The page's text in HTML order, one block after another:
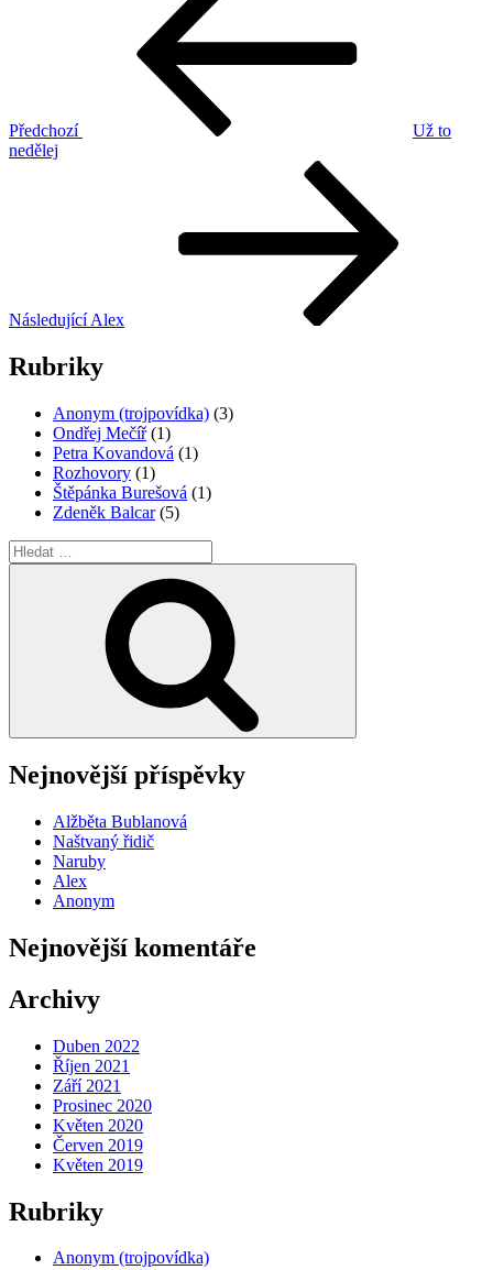
Předchozí
Už to
nedělej
Následující Alex
Rubriky
Anonym (trojpovídka) (3)
Ondřej Mečíř(1)
Petra Kovandová (1)
Rozhovory (1)
Štěpánka Burešová (1)
Zdeněk Balcar(5)
Hledat:
Nejnovější příspěvky
Alžběta Bublanová
Naštvaný řidič
Naruby
Alex
Anonym
Nejnovější komentáře
Archivy
Duben 2022
Říjen 2021
Září 2021
Prosinec 2020
Květen 2020
Červen 2019
Květen 2019
Rubriky
Anonym (trojpovídka)